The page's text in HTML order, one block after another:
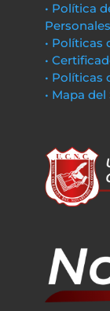
• Política
Personales
• Políticas
•
• Políticas
• Mapa del